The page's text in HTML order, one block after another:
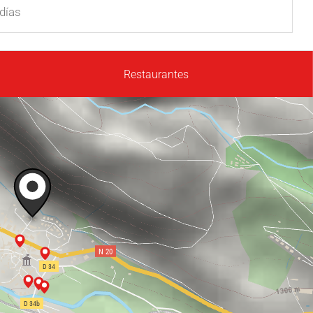
Restaurantes